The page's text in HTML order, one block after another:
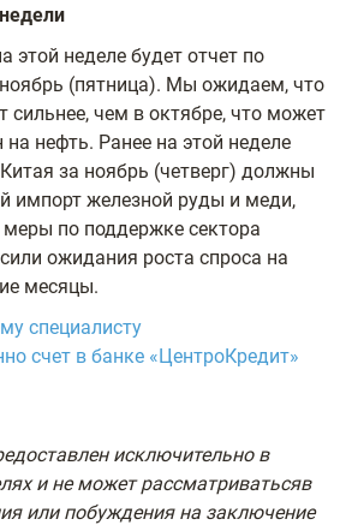
этой неделе будет отчет по
(пятница). Мы ожидаем, что
сильнее, чем в октябре, что может
на нефть. Ранее на этой неделе
за ноябрь (четверг) должны
импорт железной руды и меди,
по поддержке сектора
ожидания роста спроса на
месяцы.
специалисту
счет в банке «ЦентроКредит»
исключительно в
и не может рассматриватьсяв
или побуждения на заключение